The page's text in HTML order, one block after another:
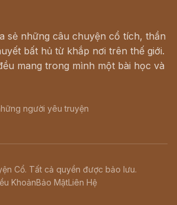
sẻ những câu chuyện cổ tích, thần
bất hủ từ khắp nơi trên thế giới.
mang trong mình một bài học và
người yêu truyện
Cổ. Tất cả quyền được bảo lưu.
KhoảnBảo MậtLiên Hệ